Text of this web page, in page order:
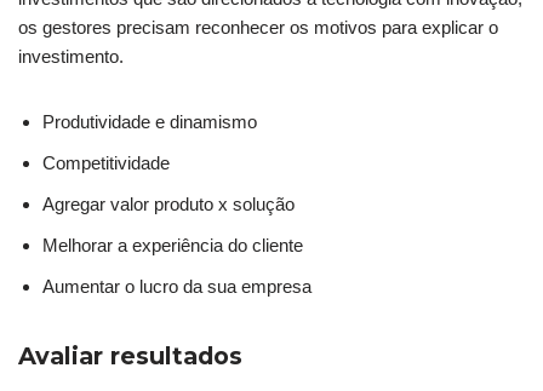
os gestores precisam reconhecer os motivos para explicar o
investimento.
Produtividade e dinamismo
Competitividade
Agregar valor produto x solução
Melhorar a experiência do cliente
Aumentar o lucro da sua empresa
Avaliar resultados